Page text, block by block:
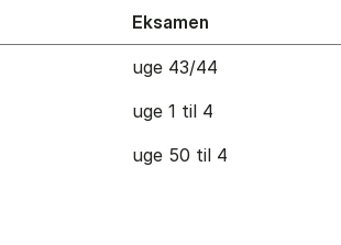
Eksamen
uge 43/44
uge 1 til 4
uge 50 til 4